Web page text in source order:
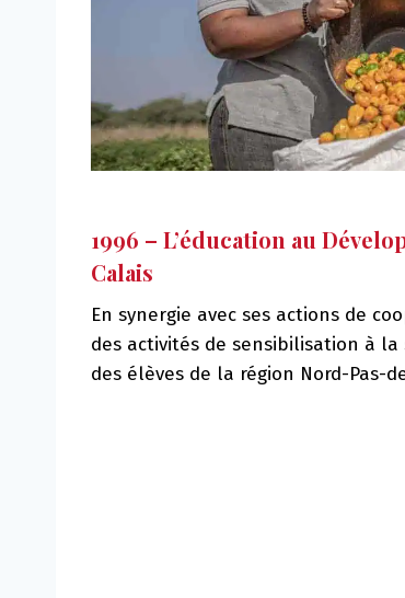
1996 – L’éducation au
Calais
En synergie avec ses actions de
des activités de sensibilisation à
des élèves de la région Nord-Pas-